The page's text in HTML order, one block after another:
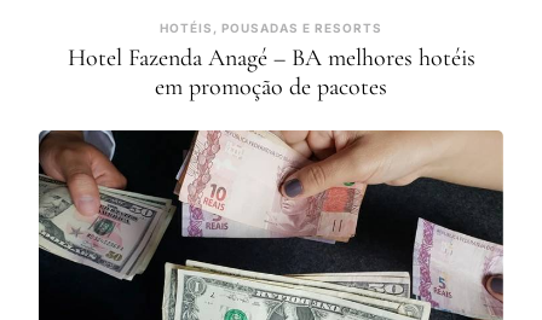
HOTÉIS, POUSADAS E RESORTS
Hotel Fazenda Anagé – BA melhores hotéis
em promoção de pacotes